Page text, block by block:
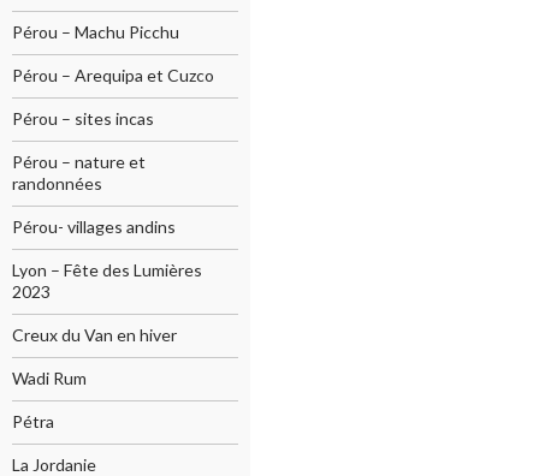
Pérou – Machu Picchu
Pérou – Arequipa et Cuzco
Pérou – sites incas
Pérou – nature et
randonnées
Pérou- villages andins
Lyon – Fête des Lumières
2023
Creux du Van en hiver
Wadi Rum
Pétra
La Jordanie